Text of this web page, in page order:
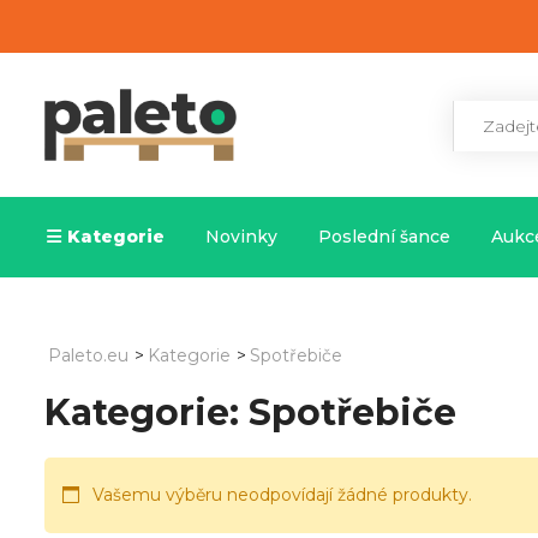
Kategorie Novinky Poslední šance
Paleto.eu > Kategorie > Spotřebiče
Kategorie: Spotřebiče
Vašemu výběru neodpovídají žádné produkty.